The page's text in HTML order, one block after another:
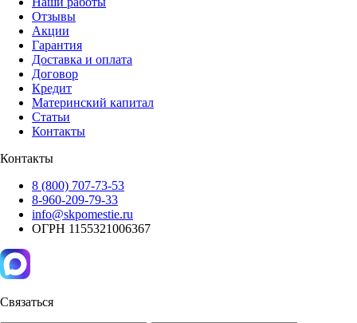
Отзывы
Акции
Гарантия
Доставка и оплата
Договор
Кредит
Материнский капитал
Статьи
Контакты
Контакты
8 (800) 707-73-53
8-960-209-79-33
info@skpomestie.ru
ОГРН 1155321006367
Связаться